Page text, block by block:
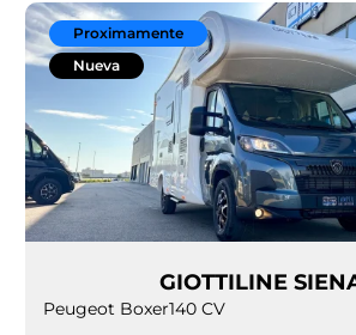
Proximamente
Nueva
GIOTTILINE
Peugeot Boxer140 CV